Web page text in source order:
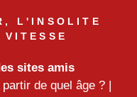
L'INSOLITE
sites amis
partir de quel âge ? |